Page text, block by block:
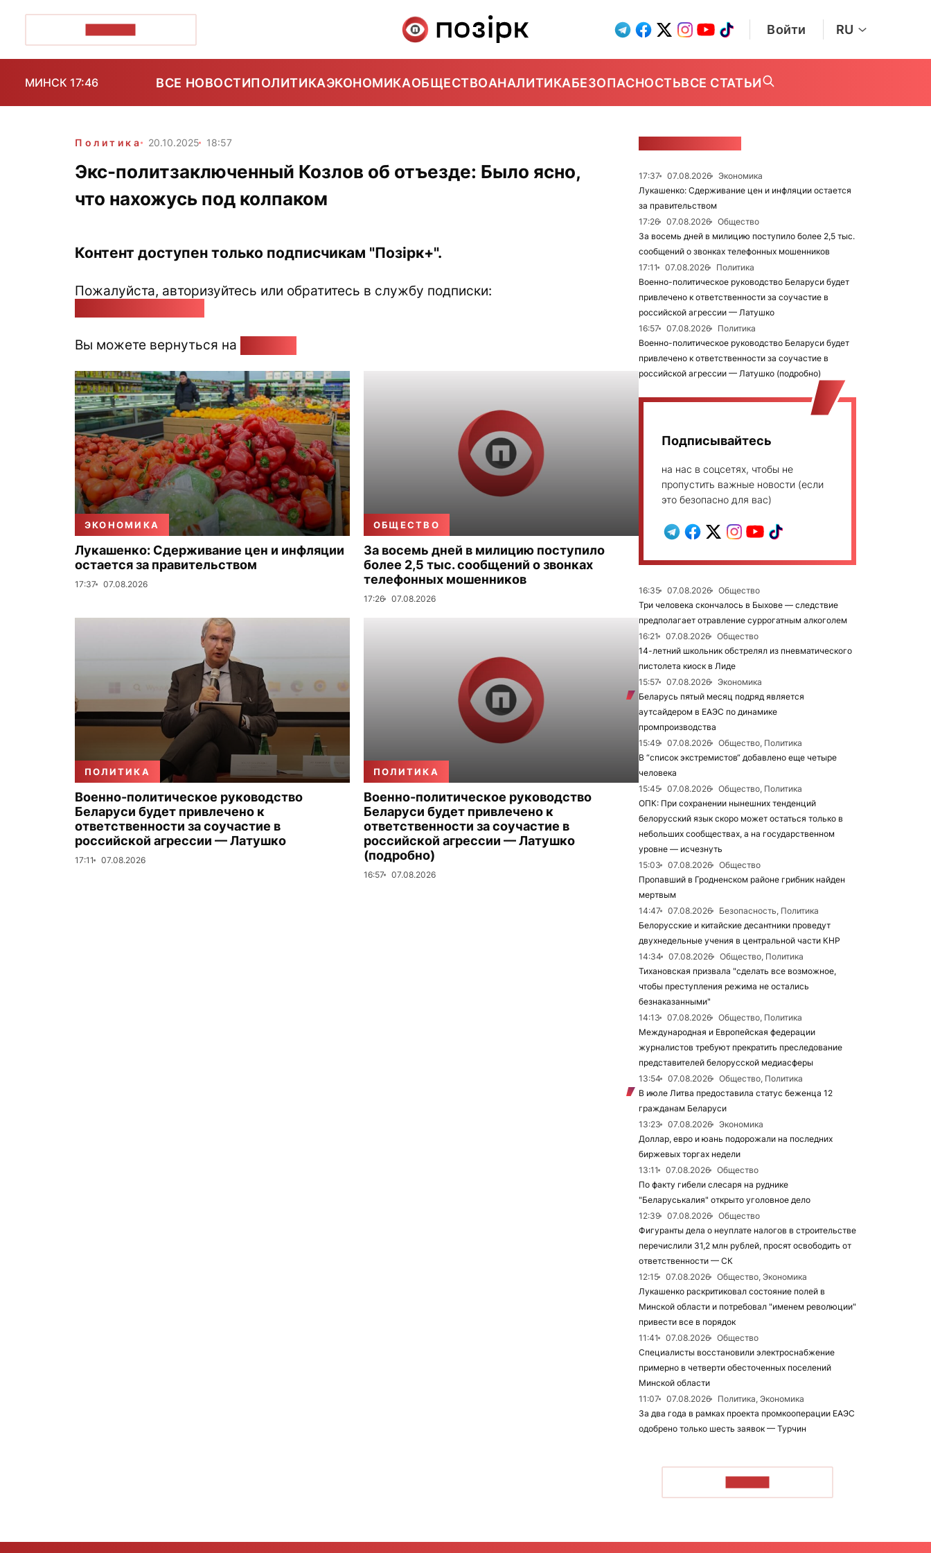
Войти RU
МИНСК 17:46 ВСЕ НОВОСТИПОЛИТИКАЭКОНОМИКАОБЩЕСТВОАНАЛИТИКАБЕЗОПАСНОСТЬВСЕ СТАТЬИ
Политика 20.10.2025 18:57
Экс-политзаключенный Козлов об отъезде: Было ясно,
что нахожусь под колпаком
Контент доступен только подписчикам "Позірк+".
Пожалуйста, авторизуйтесь или обратитесь в службу подписки:
Вы можете вернуться на
ЭКОНОМИКА
Лукашенко: Сдерживание цен и инфляции
остается за правительством
17:37 07.08.2026
ОБЩЕСТВО
За восемь дней в милицию поступило
более 2,5 тыс. сообщений о звонках
телефонных мошенников
17:26 07.08.2026
ПОЛИТИКА
Военно-политическое руководство
Беларуси будет привлечено к
ответственности за соучастие в
российской агрессии — Латушко
17:11 07.08.2026
ПОЛИТИКА
Военно-политическое руководство
Беларуси будет привлечено к
ответственности за соучастие в
российской агрессии — Латушко
(подробно)
16:57 07.08.2026
17:37 07.08.2026
Экономика
Лукашенко: Сдерживание цен и инфляции остается
за правительством
17:26
07.08.2026
Общество
За восемь дней в милицию поступило более 2,5 тыс.
сообщений о звонках телефонных мошенников
17:11
07.08.2026
Политика
Военно-политическое руководство Беларуси будет
привлечено к ответственности за соучастие в
российской агрессии — Латушко
16:57
07.08.2026
Политика
Военно-политическое руководство Беларуси будет
привлечено к ответственности за соучастие в
российской агрессии — Латушко (подробно)
Подписывайтесь
на нас в соцсетях, чтобы не
пропустить важные новости (если
это безопасно для вас)
16:35 07.08.2026
Общество
Три человека скончалось в Быхове — следствие
предполагает отравление суррогатным алкоголем
16:21
07.08.2026
Общество
14-летний школьник обстрелял из пневматического
пистолета киоск в Лиде
15:57
07.08.2026
Экономика
Беларусь пятый месяц подряд является
аутсайдером в ЕАЭС по динамике
промпроизводства
15:49
07.08.2026
Общество, Политика
В “список экстремистов“ добавлено еще четыре
человека
15:45
07.08.2026
Общество, Политика
ОПК: При сохранении нынешних тенденций
белорусский язык скоро может остаться только в
небольших сообществах, а на государственном
уровне — исчезнуть
15:03
07.08.2026
Общество
Пропавший в Гродненском районе грибник найден
мертвым
14:47
07.08.2026
Безопасность, Политика
Белорусские и китайские десантники проведут
двухнедельные учения в центральной части КНР
14:34
07.08.2026
Общество, Политика
Тихановская призвала "сделать все возможное,
чтобы преступления режима не остались
безнаказанными"
14:13
07.08.2026
Общество, Политика
Международная и Европейская федерации
журналистов требуют прекратить преследование
представителей белорусской медиасферы
13:54
07.08.2026
Общество, Политика
В июле Литва предоставила статус беженца 12
гражданам Беларуси
13:23
07.08.2026
Экономика
Доллар, евро и юань подорожали на последних
биржевых торгах недели
13:11
07.08.2026
Общество
По факту гибели слесаря на руднике
"Беларуськалия" открыто уголовное дело
12:39
07.08.2026
Общество
Фигуранты дела о неуплате налогов в строительстве
перечислили 31,2 млн рублей, просят освободить от
ответственности — СК
12:15
07.08.2026
Общество, Экономика
Лукашенко раскритиковал состояние полей в
Минской области и потребовал "именем революции"
привести все в порядок
11:41
07.08.2026
Общество
Специалисты восстановили электроснабжение
примерно в четверти обесточенных поселений
Минской области
11:07
07.08.2026
Политика, Экономика
За два года в рамках проекта промкооперации ЕАЭС
одобрено только шесть заявок — Турчин